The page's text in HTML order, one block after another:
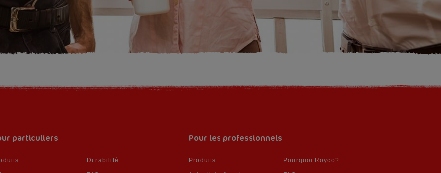
particuliers
Durabilité
Pour les professionnels
Produits Pourquoi Royco?